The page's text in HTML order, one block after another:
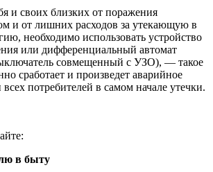
и своих близких от поражения
и от лишних расходов за утекающую в
необходимо использовать устройство
или дифференциальный автомат
совмещенный с УЗО), — такое
сработает и произведет аварийное
потребителей в самом начале утечки.
в быту